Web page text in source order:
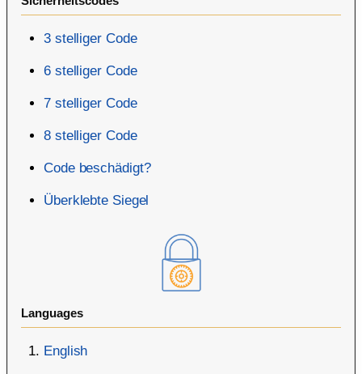
3 stelliger Code
6 stelliger Code
7 stelliger Code
8 stelliger Code
Code beschädigt?
Überklebte Siegel
Languages
English